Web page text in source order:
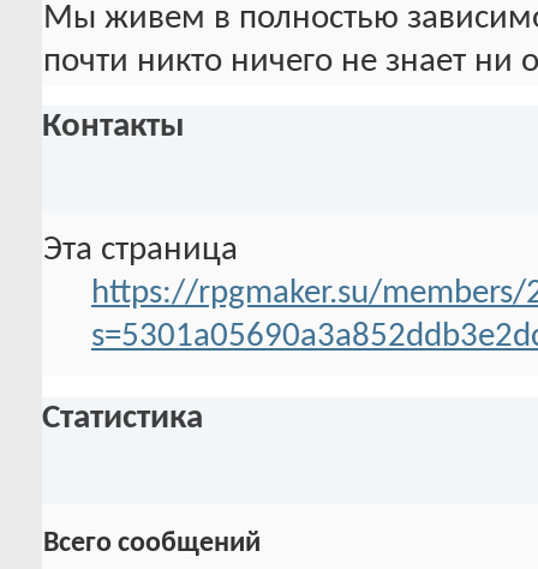
Мы живем в полностью
почти никто ничего не знает ни
Контакты
Эта страница
https://rpgmaker.su/
Статистика
Всего сообщений